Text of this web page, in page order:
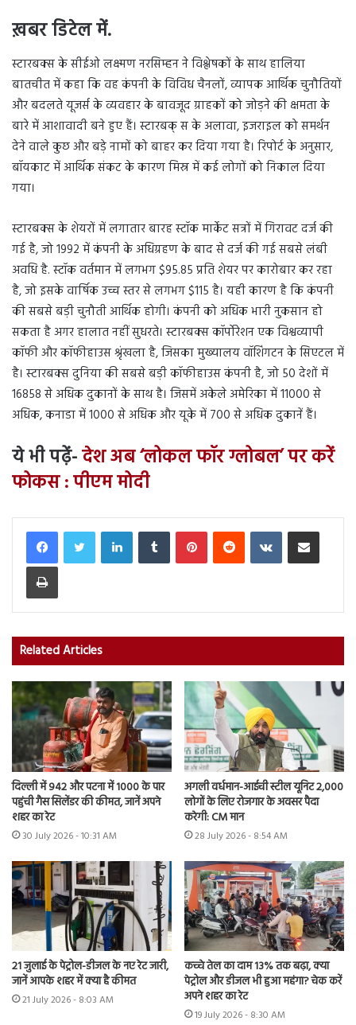
ख़बर डिटेल में.
स्टारबक्स के सीईओ लक्ष्मण नरसिम्हन ने विश्लेषकों के साथ हालिया
बातचीत में कहा कि वह कंपनी के विविध चैनलों, व्यापक आर्थिक चुनौतियों
और बदलते यूजर्स के व्यवहार के बावजूद ग्राहकों को जोड़ने की क्षमता के
बारे में आशावादी बने हुए हैं। स्टारबक् स के अलावा, इजराइल को समर्थन
देने वाले कुछ और बड़े नामों को बाहर कर दिया गया है। रिपोर्ट के अनुसार,
बॉयकाट में आर्थिक संकट के कारण मिस्र में कई लोगों को निकाल दिया
गया।
स्टारबक्स के शेयरों में लगातार बारह स्टॉक मार्केट सत्रों में गिरावट दर्ज की
गई है, जो 1992 में कंपनी के अधिग्रहण के बाद से दर्ज की गई सबसे लंबी
अवधि है. स्टॉक वर्तमान में लगभग $95.85 प्रति शेयर पर कारोबार कर रहा
है, जो इसके वार्षिक उच्च स्तर से लगभग $115 है। यही कारण है कि कंपनी
की सबसे बड़ी चुनौती आर्थिक होगी। कंपनी को अधिक भारी नुकसान हो
सकता है अगर हालात नहीं सुधरते। स्टारबक्स कॉर्पोरेशन एक विश्वव्यापी
कॉफी और कॉफीहाउस श्रृंखला है, जिसका मुख्यालय वॉशिंगटन के सिएटल में
है। स्टारबक्स दुनिया की सबसे बड़ी कॉफीहाउस कंपनी है, जो 50 देशों में
16858 से अधिक दुकानों के साथ है। जिसमें अकेले अमेरिका में 11000 से
अधिक, कनाडा में 1000 से अधिक और यूके में 700 से अधिक दुकानें हैं।
ये भी पढ़ें-देश अब ‘लोकल फॉर ग्लोबल’ पर करें
फोकस : पीएम मोदी
LinkedInTumblr PinterestReddit VKontakteShare via Email
Print
Related Articles
दिल्ली में 942 और पटना में 1000 के पार
पहुंची गैस सिलेंडर की कीमत, जानें अपने
शहर का रेट
30 July 2026 - 10:31 AM
अगली वर्धमान-आईची स्टील यूनिट 2,000
लोगों के लिए रोजगार के अवसर पैदा
करेगी: CM मान
28 July 2026 - 8:54 AM
21 जुलाई के पेट्रोल-डीजल के नए रेट जारी,
जानें आपके शहर में क्या है कीमत
21 July 2026 - 8:03 AM
कच्चे तेल का दाम 13% तक बढ़ा, क्या
पेट्रोल और डीजल भी हुआ महंगा? चेक करें
अपने शहर का रेट
19 July 2026 - 8:30 AM